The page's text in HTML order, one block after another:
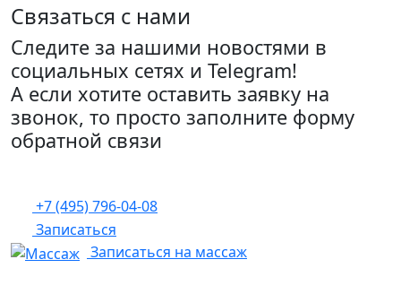
Связаться с нами
Следите за нашими новостями в
социальных сетях и Telegram!
А если хотите оставить заявку на
звонок, то просто заполните форму
обратной связи
+7 (495) 796-04-08
Записаться
Записаться на массаж